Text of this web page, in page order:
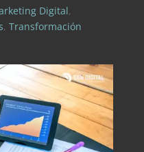
Digital,
, Transformación